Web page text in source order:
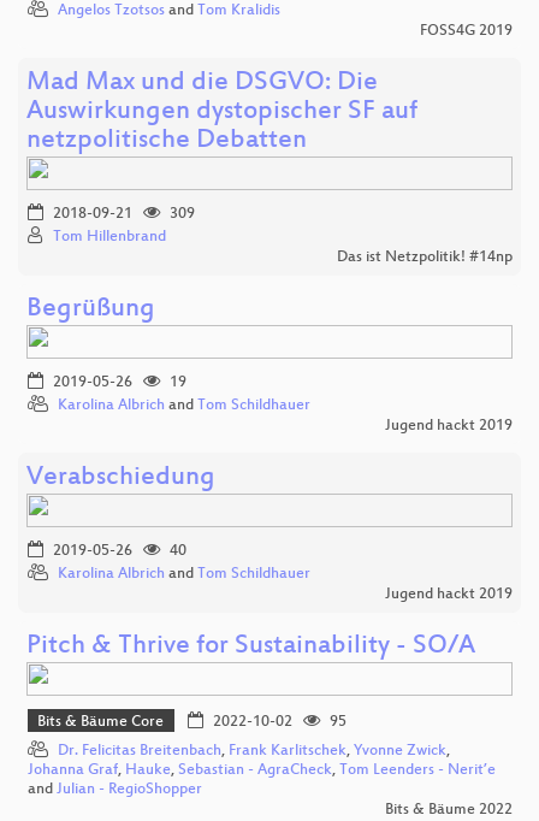
Angelos Tzotsos and Tom Kralidis
FOSS4G 2019
Mad Max und die DSGVO: Die
Auswirkungen dystopischer SF auf
netzpolitische Debatten
2018-09-21
309
Tom Hillenbrand
Das ist Netzpolitik! #14np
Begrüßung
2019-05-26
19
Karolina Albrich and Tom Schildhauer
Jugend hackt 2019
Verabschiedung
2019-05-26
40
Karolina Albrich and Tom Schildhauer
Jugend hackt 2019
Pitch & Thrive for Sustainability - SO/A
Bits & Bäume Core 2022-10-02
95
Dr. Felicitas Breitenbach, Frank Karlitschek, Yvonne Zwick,
Johanna Graf, Hauke, Sebastian - AgraCheck, Tom Leenders - Nerit’e
and Julian - RegioShopper
Bits & Bäume 2022